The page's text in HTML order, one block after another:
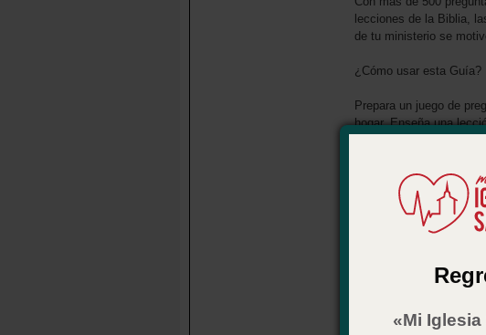
lecciones de la Biblia,
de tu ministerio se
¿Cómo usar esta Guía?
Prepara un juego de
hogar. Enseña una
Revisada para
Para niños en edad
Detalles del
«Mi